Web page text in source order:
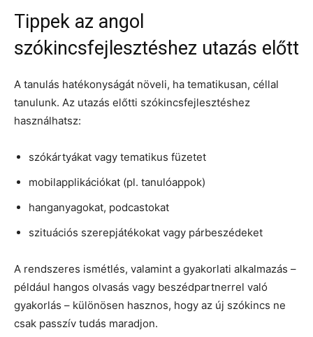
Tippek az angol
szókincsfejlesztéshez utazás előtt
A tanulás hatékonyságát növeli, ha tematikusan, céllal
tanulunk. Az utazás előtti szókincsfejlesztéshez
használhatsz:
szókártyákat vagy tematikus füzetet
mobilapplikációkat (pl. tanulóappok)
hanganyagokat, podcastokat
szituációs szerepjátékokat vagy párbeszédeket
A rendszeres ismétlés, valamint a gyakorlati alkalmazás –
például hangos olvasás vagy beszédpartnerrel való
gyakorlás – különösen hasznos, hogy az új szókincs ne
csak passzív tudás maradjon.